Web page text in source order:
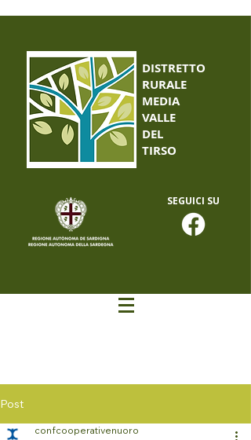
DISTRETTO
RURALE
MEDIA
VALLE
DEL
TIRSO
SEGUICI SU
Post
confcooperativenuoro